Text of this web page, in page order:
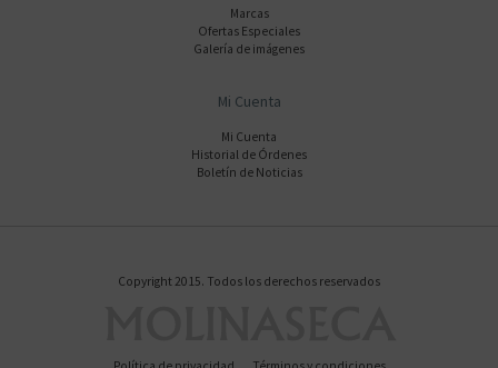
Marcas
Ofertas Especiales
Galería de imágenes
Mi Cuenta
Mi Cuenta
Historial de Órdenes
Boletín de Noticias
Copyright 2015. Todos los derechos reservados